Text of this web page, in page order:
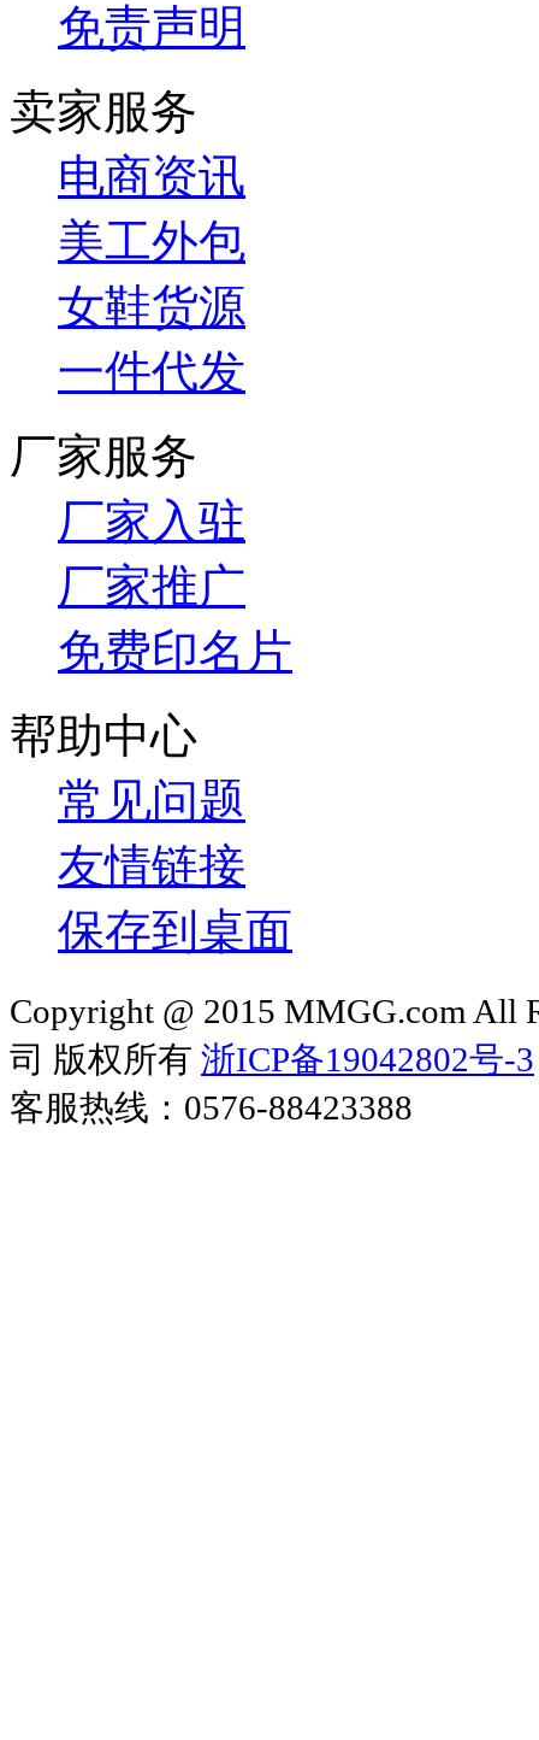
免责声明
卖家服务
电商资讯
美工外包
女鞋货源
一件代发
厂家服务
厂家入驻
厂家推广
免费印名片
帮助中心
常见问题
友情链接
保存到桌面
Copyright @ 2015 MMGG.com All
司 版权所有 浙ICP备19042802号-3
客服热线：0576-88423388